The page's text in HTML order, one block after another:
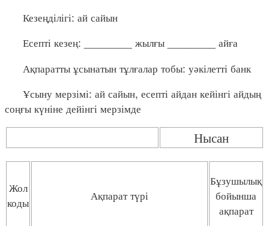
Кезеңділігі: ай сайын
Есепті кезең: ________ жылғы ________ айға
Ақпаратты ұсынатын тұлғалар тобы: уәкілетті банк
Ұсыну мерзімі: ай сайын, есепті айдан кейінгі айдың
соңғы күніне дейінгі мерзімде
Нысан
Жол
коды
Ақпарат түрі
Бұзушылық
бойынша
ақпарат